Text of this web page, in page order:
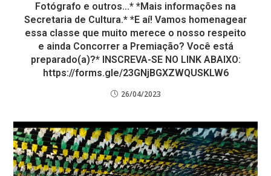
Fotógrafo e outros…* *Mais informações na
Secretaria de Cultura.* *E aí! Vamos homenagear
essa classe que muito merece o nosso respeito
e ainda Concorrer a Premiação? Você está
preparado(a)?* INSCREVA-SE NO LINK ABAIXO:
https://forms.gle/23GNjBGXZWQUSKLW6
26/04/2023